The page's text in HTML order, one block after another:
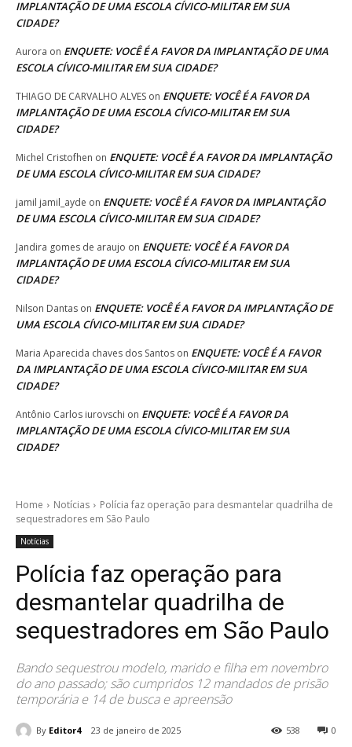
IMPLANTAÇÃO DE UMA ESCOLA CÍVICO-MILITAR EM SUA
CIDADE?
Aurora on ENQUETE: VOCÊ É A FAVOR DA IMPLANTAÇÃO DE UMA
ESCOLA CÍVICO-MILITAR EM SUA CIDADE?
THIAGO DE CARVALHO ALVES on ENQUETE: VOCÊ É A FAVOR DA
IMPLANTAÇÃO DE UMA ESCOLA CÍVICO-MILITAR EM SUA
CIDADE?
Michel Cristofhen on ENQUETE: VOCÊ É A FAVOR DA IMPLANTAÇÃO
DE UMA ESCOLA CÍVICO-MILITAR EM SUA CIDADE?
jamil jamil_ayde on ENQUETE: VOCÊ É A FAVOR DA IMPLANTAÇÃO
DE UMA ESCOLA CÍVICO-MILITAR EM SUA CIDADE?
Jandira gomes de araujo on ENQUETE: VOCÊ É A FAVOR DA
IMPLANTAÇÃO DE UMA ESCOLA CÍVICO-MILITAR EM SUA
CIDADE?
Nilson Dantas on ENQUETE: VOCÊ É A FAVOR DA IMPLANTAÇÃO DE
UMA ESCOLA CÍVICO-MILITAR EM SUA CIDADE?
Maria Aparecida chaves dos Santos on ENQUETE: VOCÊ É A FAVOR
DA IMPLANTAÇÃO DE UMA ESCOLA CÍVICO-MILITAR EM SUA
CIDADE?
Antônio Carlos iurovschi on ENQUETE: VOCÊ É A FAVOR DA
IMPLANTAÇÃO DE UMA ESCOLA CÍVICO-MILITAR EM SUA
CIDADE?